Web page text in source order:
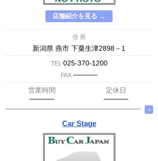
店舗紹介を見る →
住 所
新潟県 燕市 下粟生津2898－1
TEL 025-370-1200
FAX ─────
営業時間
定休日
─────
─────
∧
Car Stage